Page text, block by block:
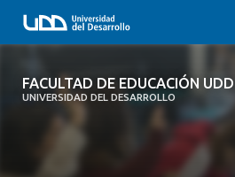
FACULTAD DE EDUCACIÓN UDD
UNIVERSIDAD DEL DESARROLLO
FACULTAD DE EDUCACIÓN UDD